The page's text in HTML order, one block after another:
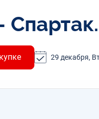
29 декабря,